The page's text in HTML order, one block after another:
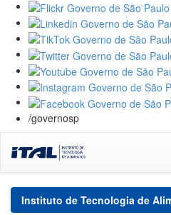
/governosp
navigation
Instituto de Tecnologia de